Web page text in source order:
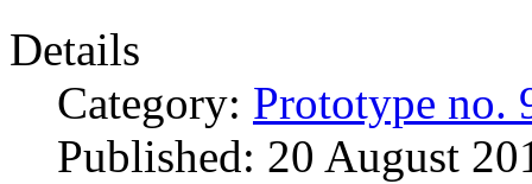
Details
Category: Prototype no.
Published: 20 August